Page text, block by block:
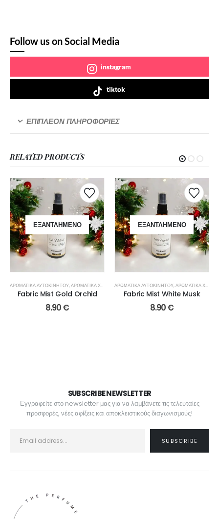
Follow us on Social Media
instagram
tiktok
ΕΠΙΠΛΈΟΝ ΠΛΗΡΟΦΟΡΊΕΣ
RELATED PRODUCTS
ΕΞΑΝΤΛΗΜΈΝΟ
ΑΡΩΜΑΤΙΚΆ ΑΥΤΟΚΙΝΉΤΟΥ,ΑΡΩΜΑΤΙΚΆ ΧΏΡΟΥ - ΥΦΑΣΜΆΤΩΝ
Fabric Mist Gold Orchid
8.90€
ΕΞΑΝΤΛΗΜΈΝΟ
ΑΡΩΜΑΤΙΚΆ ΑΥΤΟΚΙΝΉΤΟΥ,ΑΡΩΜΑΤΙΚΆ ΧΏΡΟΥ - ΥΦΑΣΜΆΤΩΝ
Fabric Mist White Musk
8.90€
SUBSCRIBE NEWSLETTER
Εγγραφείτε στο newsletter μας για να λαμβάνετε τις τελευταίες
προσφορές, νέες αφίξεις και αποκλειστικούς διαγωνισμούς!